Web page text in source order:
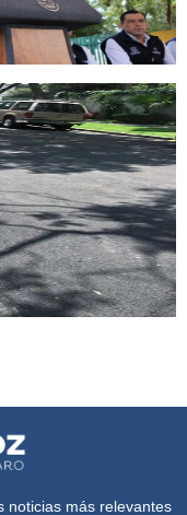
noticias más relevantes